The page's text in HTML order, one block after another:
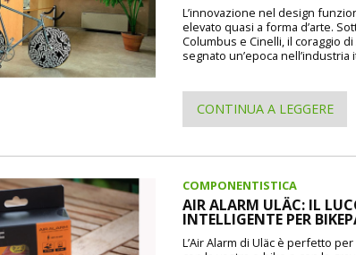
L’innovazione nel design
elevato quasi a forma d’arte.
Columbus e Cinelli, il coraggio
segnato un’epoca nell’industria
CONTINUA A LEGGERE
COMPONENTISTICA
AIR ALARM ULÄC: IL
INTELLIGENTE PER
L’Air Alarm di Uläc è perfetto